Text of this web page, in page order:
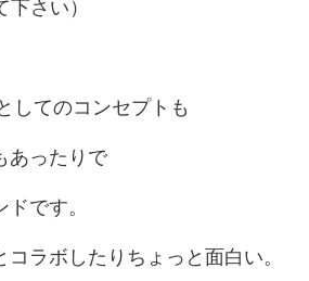
下さい）
してのコンセプトも
あったりで
です。
ラボしたりちょっと面白い。